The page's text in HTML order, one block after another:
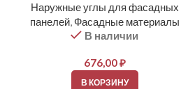
Наружные углы для фасадных
панелей, Фасадные материалы
В наличии
676,00₽
В КОРЗИНУ